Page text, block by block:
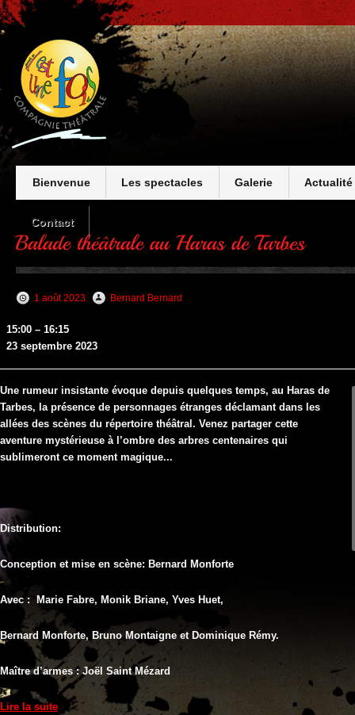
Bienvenue Les spectacles Galerie Actualité
Contact
1 août 2023 Bernard Bernard
Haras
de
Tarbes
15:00 – 16:15
23 septembre 2023
Une rumeur insistante évoque depuis quelques temps, au Haras de
Tarbes, la présence de personnages étranges déclamant dans les
allées des scènes du répertoire théâtral. Venez partager cette
aventure mystérieuse à l’ombre des arbres centenaires qui
sublimeront ce moment magique...
Distribution:
Conception et mise en scène: Bernard Monforte
Avec : Marie Fabre, Monik Briane, Yves Huet,
Bernard Monforte, Bruno Montaigne et Dominique Rémy.
Maître d’armes : Joël Saint Mézard
Lire la suite